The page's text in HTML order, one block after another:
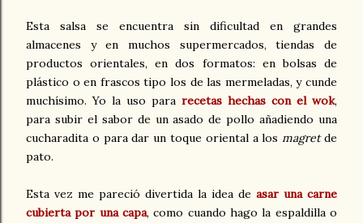
Esta salsa se encuentra sin dificultad en grandes
almacenes y en muchos supermercados, tiendas de
productos orientales, en dos formatos: en bolsas de
plástico o en frascos tipo los de las mermeladas, y cunde
muchísimo. Yo la uso para recetas hechas con el wok,
para subir el sabor de un asado de pollo añadiendo una
cucharadita o para dar un toque oriental a losmagretde
pato.
Esta vez me pareció divertida la idea de asar una carne
cubierta por una capa, como cuando hago la espaldilla o